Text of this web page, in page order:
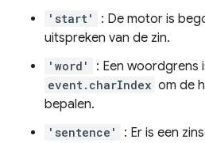
'start'
: De motor is
uitspreken van de zin.
'word' : Een woordgrens
event.charIndex om de
bepalen.
'sentence' : Er is een